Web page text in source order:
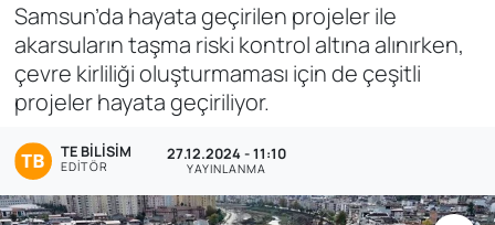
Samsun’da hayata geçirilen projeler ile
akarsuların taşma riski kontrol altına alınırken,
çevre kirliliği oluşturmaması için de çeşitli
projeler hayata geçiriliyor.
TE BILISIM
EDITÖR
27.12.2024 - 11:10
YAYINLANMA
Bölge
Dünya
Haber Arşivi